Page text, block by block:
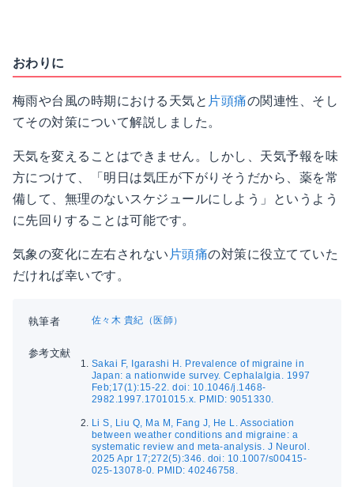
おわりに
梅雨や台風の時期における天気と 片頭痛の関連性、そし
てその対策について解説しました。
天気を変えることはできません。しかし、天気予報を味
方につけて、「明日は気圧が下がりそうだから、薬を常
備して、無理のないスケジュールにしよう」というよう
に先回りすることは可能です。
気象の変化に左右されない 片頭痛の対策に役立てていた
だければ幸いです。
執筆者 佐々木 貴紀（医師）
参考文献
Sakai F, Igarashi H. Prevalence of migraine in
Japan: a nationwide survey. Cephalalgia. 1997
Feb;17(1):15-22. doi: 10.1046/j.1468-
2982.1997.1701015.x. PMID: 9051330.
Li S, Liu Q, Ma M, Fang J, He L. Association
between weather conditions and migraine: a
systematic review and meta-analysis. J Neurol.
2025 Apr 17;272(5):346. doi: 10.1007/s00415-
025-13078-0. PMID: 40246758.